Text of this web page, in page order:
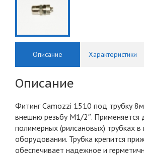
Описание Характеристики
Описание
Фитинг Camozzi 1510 под трубку
внешню резьбу M1/2″. Применяется
полимерных (рилсановых) трубках
оборудовании. Трубка крепится
обеспечивает надежное и